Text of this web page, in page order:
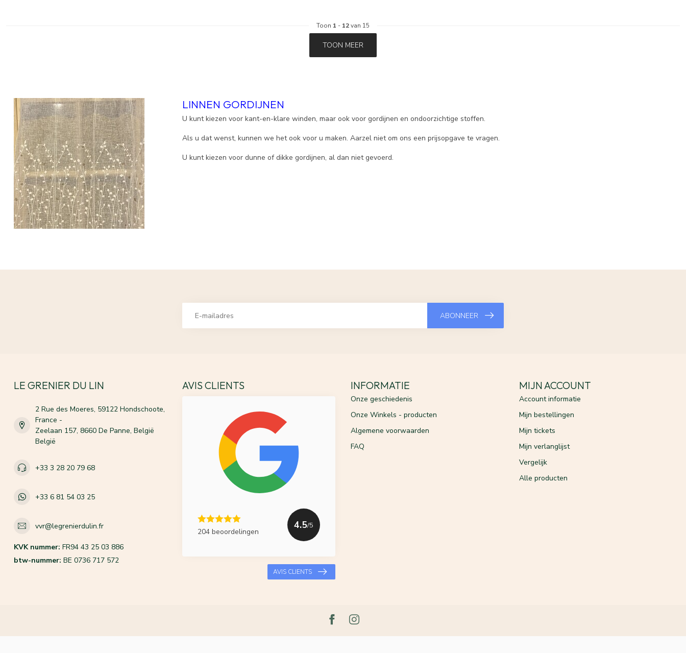
Toon 1 - 12van 15
TOON MEER
LINNEN GORDIJNEN
U kunt kiezen voor kant-en-klare winden, maar ook voor gordijnen en ondoorzichtige stoffen.
Als u dat wenst, kunnen we het ook voor u maken. Aarzel niet om ons een prijsopgave te vragen.
U kunt kiezen voor dunne of dikke gordijnen, al dan niet gevoerd.
ABONNEER
LE GRENIER DU LIN
2 Rue des Moeres, 59122 Hondschoote,
France -
Zeelaan 157, 8660 De Panne, België
België
+33 3 28 20 79 68
+33 6 81 54 03 25
vvr@legrenierdulin.fr
KVK nummer: FR94 43 25 03 886
btw-nummer: BE 0736 717 572
AVIS CLIENTS
204 beoordelingen
4.5/5
AVIS CLIENTS
INFORMATIE
Onze geschiedenis
Onze Winkels - producten
Algemene voorwaarden
FAQ
MIJN ACCOUNT
Account informatie
Mijn bestellingen
Mijn tickets
Mijn verlanglijst
Vergelijk
Alle producten